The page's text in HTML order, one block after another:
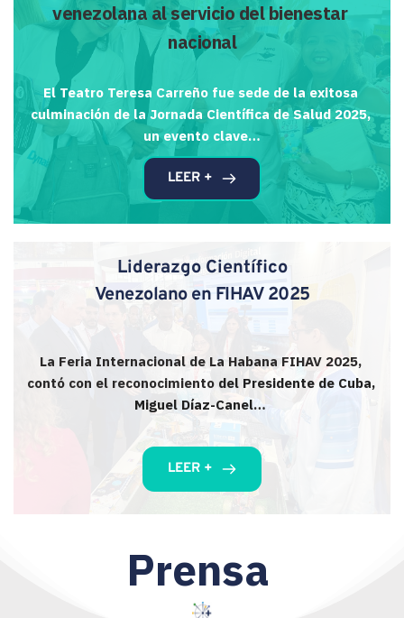
venezolana al servicio del bienestar
nacional
El Teatro Teresa Carreño fue sede de la exitosa
culminación de la Jornada Científica de Salud 2025,
un evento clave…
LEER +
Liderazgo Científico
Venezolano en FIHAV 2025
La Feria Internacional de La Habana FIHAV 2025,
contó con el reconocimiento del Presidente de Cuba,
Miguel Díaz-Canel…
LEER +
Prensa